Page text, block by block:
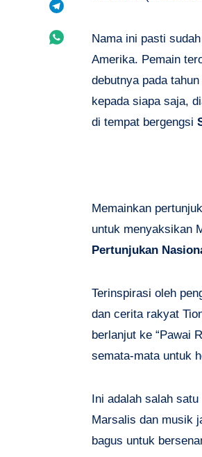
Telegram
ShareNama ini pasti
Amerika. Pemain
debutnya pada
kepada siapa saja,
di tempat bergengsi
Memainkan
untuk menyaksikan
Pertunjukan
Terinspirasi oleh
dan cerita rakyat
berlanjut ke “Pawai
semata-mata untuk
Ini adalah salah
Marsalis dan musik
bagus untuk